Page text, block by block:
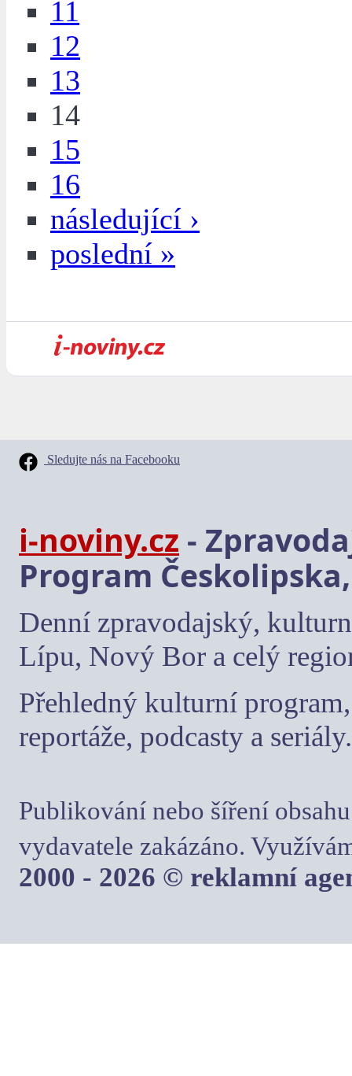
11
12
13
14
15
16
následující ›
poslední »
Sledujte nás na Facebooku
i-noviny.cz -
Program
Denní zpravodajský,
Lípu, Nový Bor a celý
Přehledný kulturní
reportáže, podcasty a seriály.
Publikování nebo šíření
vydavatele zakázáno.
2000 - 2026 © reklamní